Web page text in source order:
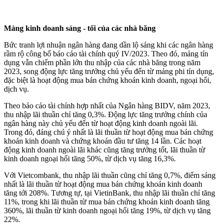
Mảng kinh doanh sáng - tối của các nhà băng
Bức tranh lợi nhuận ngân hàng đang dần lộ sáng khi các ngân hàng
rầm rộ công bố báo cáo tài chính quý IV/2023. Theo đó, mảng tín
dụng vẫn chiếm phần lớn thu nhập của các nhà băng trong năm
2023, song động lực tăng trưởng chủ yếu đến từ mảng phi tín dụng,
đặc biệt là hoạt động mua bán chứng khoán kinh doanh, ngoại hối,
dịch vụ.
Theo báo cáo tài chính hợp nhất của Ngân hàng BIDV, năm 2023,
thu nhập lãi thuần chỉ tăng 0,3%. Động lực tăng trưởng chính của
ngân hàng này chủ yếu đến từ hoạt động kinh doanh ngoài lãi.
Trong đó, đáng chú ý nhất là lãi thuần từ hoạt động mua bán chứng
khoán kinh doanh và chứng khoán đầu tư tăng 14 lần. Các hoạt
động kinh doanh ngoài lãi khác cũng tăng trưởng tốt, lãi thuần từ
kinh doanh ngoại hối tăng 50%, từ dịch vụ tăng 16,3%.
Với Vietcombank, thu nhập lãi thuần cũng chỉ tăng 0,7%, điểm sáng
nhất là lãi thuần từ hoạt động mua bán chứng khoán kinh doanh
tăng tới 208%. Tương tự, tại VietinBank, thu nhập lãi thuần chỉ tăng
11%, trong khi lãi thuần từ mua bán chứng khoán kinh doanh tăng
360%, lãi thuần từ kinh doanh ngoại hối tăng 19%, từ dịch vụ tăng
22%.